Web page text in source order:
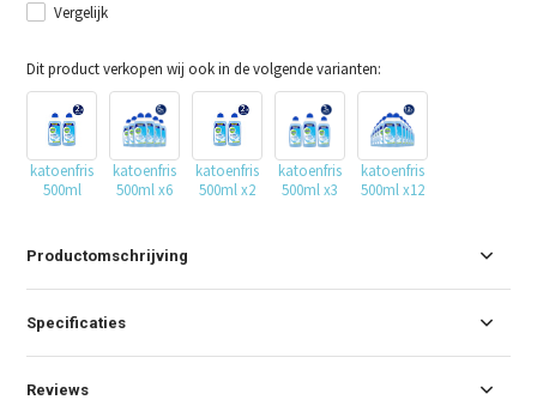
Vergelijk
Dit product verkopen wij ook in de volgende varianten:
katoenfris
500ml
katoenfris
500ml x6
katoenfris
500ml x2
katoenfris
500ml x3
katoenfris
500ml x12
Productomschrijving
Specificaties
Reviews